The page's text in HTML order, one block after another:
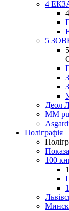
4
5
Деол
MM
Поліграфія
100
1